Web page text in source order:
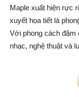
Maple xuất hiện rực
xuyết họa tiết lá
Với phong cách đậm
nhạc, nghệ thuật và